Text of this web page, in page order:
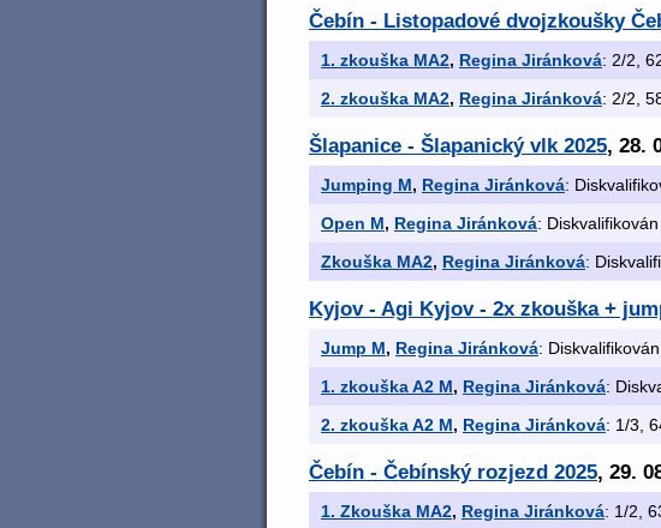
Čebín - Listopadové dvojzkoušky
1. zkouška MA2, Regina Jiránková: 2/2,
2. zkouška MA2, Regina Jiránková: 2/2,
Šlapanice - Šlapanický vlk 2025, 28.
Jumping M, Regina Jiránková:
Open M, Regina Jiránková: Diskvalifikován
Zkouška MA2, Regina Jiránková:
Kyjov - Agi Kyjov - 2x zkouška +
Jump M, Regina Jiránková: Diskvalifikován
1. zkouška A2 M, Regina Jiránková:
2. zkouška A2 M, Regina Jiránková: 1/3,
Čebín - Čebínský rozjezd 2025, 29.
1. Zkouška MA2, Regina Jiránková: 1/2,